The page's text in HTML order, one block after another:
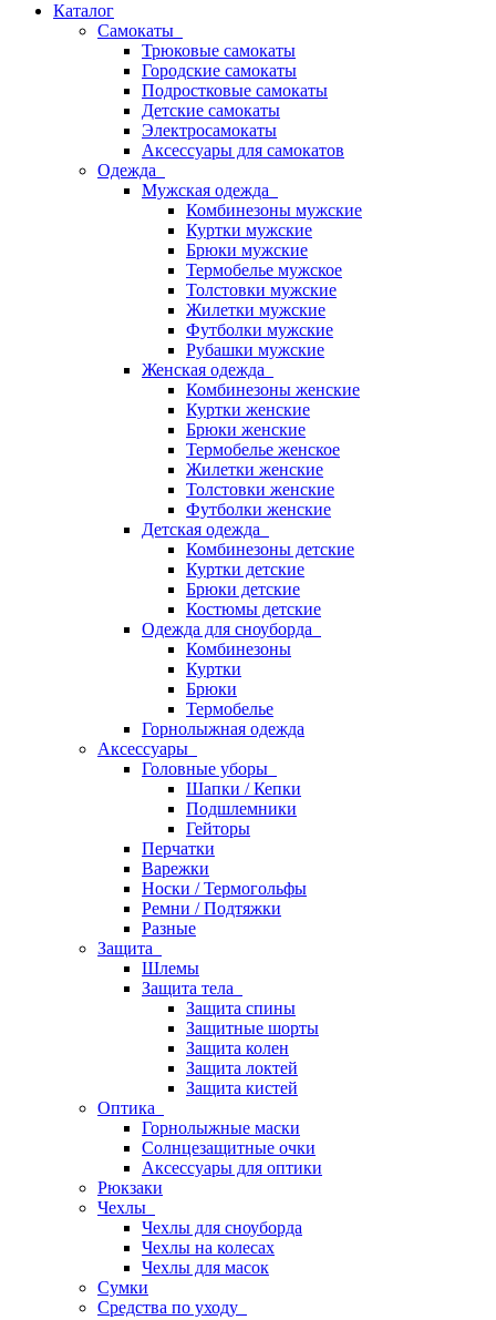
Каталог
Самокаты
Трюковые самокаты
Городские самокаты
Подростковые самокаты
Детские самокаты
Электросамокаты
Аксессуары для самокатов
Одежда
Мужская одежда
Комбинезоны мужские
Куртки мужские
Брюки мужские
Термобелье мужское
Толстовки мужские
Жилетки мужские
Футболки мужские
Рубашки мужские
Женская одежда
Комбинезоны женские
Куртки женские
Брюки женские
Термобелье женское
Жилетки женские
Толстовки женские
Футболки женские
Детская одежда
Комбинезоны детские
Куртки детские
Брюки детские
Костюмы детские
Одежда для сноуборда
Комбинезоны
Куртки
Брюки
Термобелье
Горнолыжная одежда
Аксессуары
Головные уборы
Шапки / Кепки
Подшлемники
Гейторы
Перчатки
Варежки
Носки / Термогольфы
Ремни / Подтяжки
Разные
Защита
Шлемы
Защита тела
Защита спины
Защитные шорты
Защита колен
Защита локтей
Защита кистей
Оптика
Горнолыжные маски
Солнцезащитные очки
Аксессуары для оптики
Рюкзаки
Чехлы
Чехлы для сноуборда
Чехлы на колесах
Чехлы для масок
Сумки
Средства по уходу